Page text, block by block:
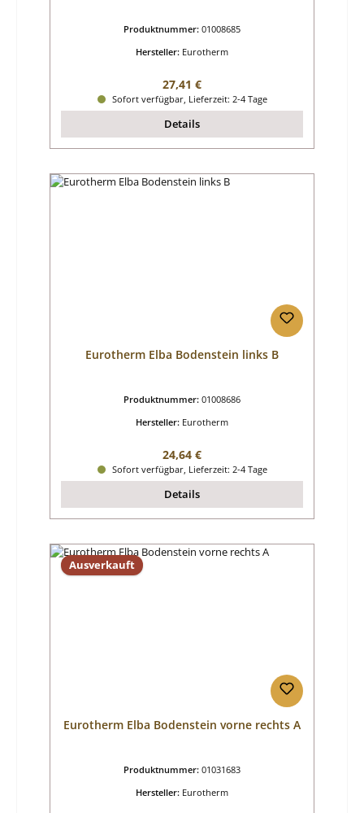
Produktnummer: 01008685
Hersteller: Eurotherm
Regulärer Preis:
27,41 €
Sofort verfügbar, Lieferzeit: 2-4 Tage
Details
Eurotherm Elba Bodenstein links B
Produktnummer: 01008686
Hersteller: Eurotherm
Regulärer Preis:
24,64 €
Sofort verfügbar, Lieferzeit: 2-4 Tage
Details
Ausverkauft
Eurotherm Elba Bodenstein vorne rechts A
Produktnummer: 01031683
Hersteller: Eurotherm